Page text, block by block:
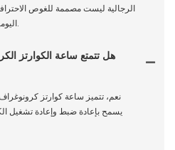
الرجالية ليست مصممة للغوص
اليومية ولكن ليس للأعماق الشديدة.
هل تتمتع ساعة الكوارتز
نعم، تتميز ساعة كوارتز
يسمح بإعادة ضبط وإعادة تشغيل